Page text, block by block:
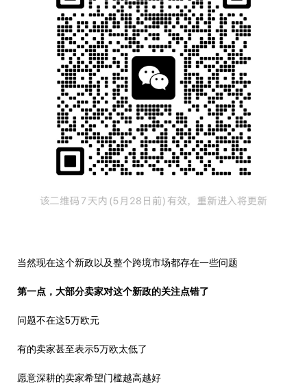
当然现在这个新政以及整个跨境市场都存在一些问题
第一点，大部分卖家对这个新政的关注点错了
问题不在这5万欧元
有的卖家甚至表示5万欧太低了
愿意深耕的卖家希望门槛越高越好